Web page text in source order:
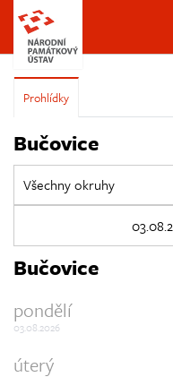
Prohlídky
Bučovice
Bučovice
pondělí
03.08.2026
úterý